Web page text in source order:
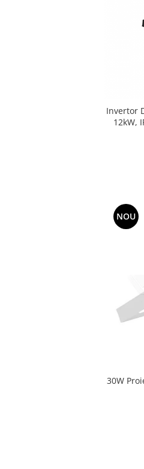
Invertor
12kW,
NOU
30W